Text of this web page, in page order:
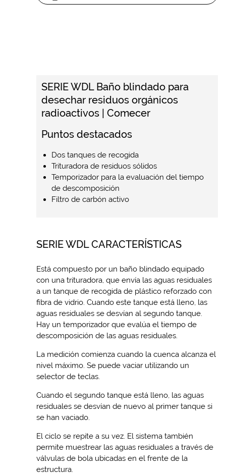
SERIE WDL Baño blindado para
desechar residuos orgánicos
radioactivos | Comecer
Puntos destacados
Dos tanques de recogida
Trituradora de residuos sólidos
Temporizador para la evaluación del tiempo
de descomposición
Filtro de carbón activo
SERIE WDL CARACTERÍSTICAS
Está compuesto por un baño blindado equipado
con una trituradora, que envía las aguas residuales
a un tanque de recogida de plástico reforzado con
fibra de vidrio. Cuando este tanque está lleno, las
aguas residuales se desvían al segundo tanque.
Hay un temporizador que evalúa el tiempo de
descomposición de las aguas residuales.
La medición comienza cuando la cuenca alcanza el
nivel máximo. Se puede vaciar utilizando un
selector de teclas.
Cuando el segundo tanque está lleno, las aguas
residuales se desvían de nuevo al primer tanque si
se han vaciado.
El ciclo se repite a su vez. El sistema también
permite muestrear las aguas residuales a través de
válvulas de bola ubicadas en el frente de la
estructura.